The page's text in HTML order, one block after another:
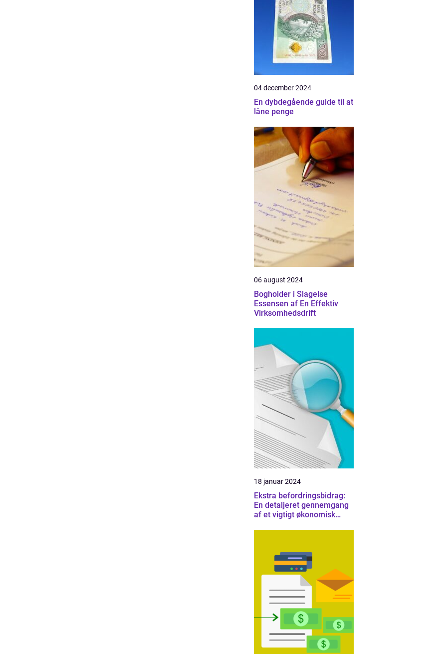
04 december 2024
En dybdegående guide til at
låne penge
06 august 2024
Bogholder i Slagelse
Essensen af En Effektiv
Virksomhedsdrift
18 januar 2024
Ekstra befordringsbidrag:
En detaljeret gennemgang
af et vigtigt økonomisk